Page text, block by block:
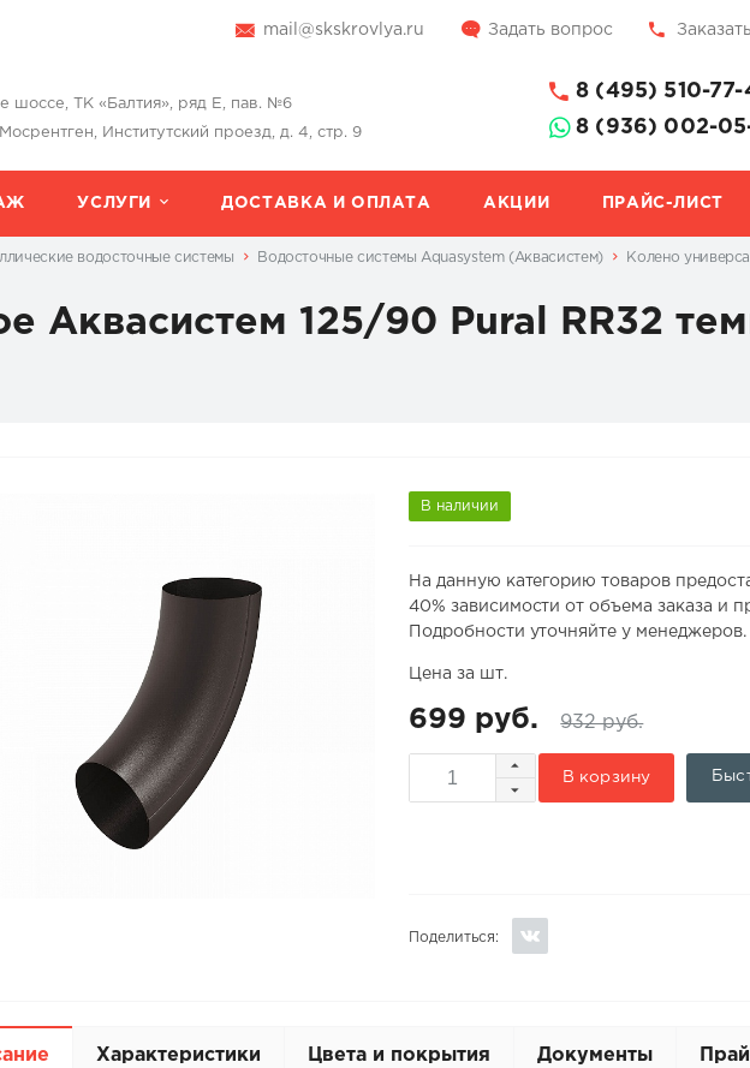
mail@skskrovlya.ru Задать вопрос
шоссе, ТК «Балтия», ряд Е, пав. №6
Институтский проезд, д. 4, стр. 9
8 (495) 510-77-
8 (936) 002-
УСЛУГИ ДОСТАВКА И ОПЛАТА АКЦИИ ПРАЙС-ЛИСТ
водосточные системы Водосточные системы Aquasystem (Аквасистем)
Колено
Аквасистем 125/90 Pural RR32
В наличии
На данную категорию товаров
40% зависимости от объема заказа и
Подробности уточняйте у менеджеров.
Цена за шт.
699 руб. 932 руб.
В корзину
Поделиться:
Характеристики Цвета и покрытия Документы